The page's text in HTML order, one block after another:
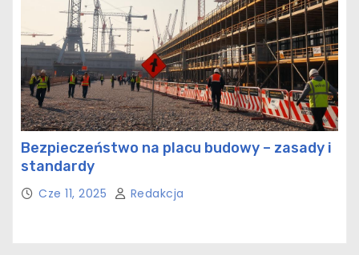
Bezpieczeństwo na placu budowy – zasady i
standardy
Cze 11, 2025 Redakcja